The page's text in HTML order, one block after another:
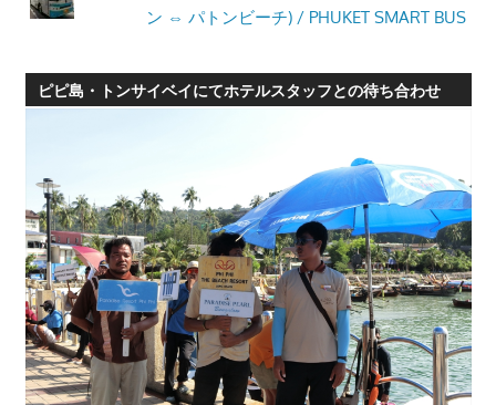
ン ⇔ パトンビーチ) / PHUKET SMART BUS
ピピ島・トンサイベイにてホテルスタッフとの待ち合わせ